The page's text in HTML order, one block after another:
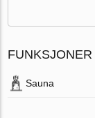
FUNKSJONER
Sauna